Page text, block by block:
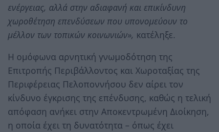
ενέργειας, αλλά στην αδιαφανή και επικίνδυνη
χωροθέτηση επενδύσεων που υπονομεύουν το
μέλλον των τοπικών κοινωνιών», κατέληξε.
Η ομόφωνα αρνητική γνωμοδότηση της
Επιτροπής Περιβάλλοντος και Χωροταξίας της
Περιφέρειας Πελοποννήσου δεν αίρει τον
κίνδυνο έγκρισης της επένδυσης, καθώς η τελική
απόφαση ανήκει στην Αποκεντρωμένη Διοίκηση,
η οποία έχει τη δυνατότητα – όπως έχει